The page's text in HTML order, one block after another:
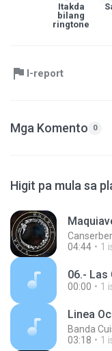
Itakda
bilang
ringtone
I-report
Mga Komento 0
Higit pa mula sa
04:44
1
00:00 1
Linea
Banda
03:18
1